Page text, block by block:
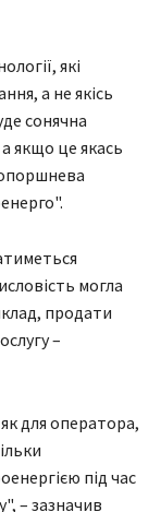
які
а не якісь
сонячна
якщо це якась
могла
продати
–
для оператора,
під час
– зазначив